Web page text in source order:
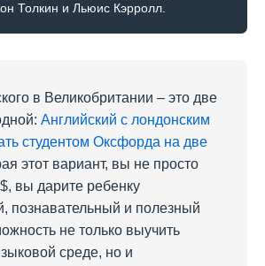
Толкин и Льюис Кэрролл.
в Великобритании – это две
Английский с лондонским
студентом Оксфорда на две
этот вариант, вы не просто
вы дарите ребенку
познавательный и полезный
не только выучить
среде, но и